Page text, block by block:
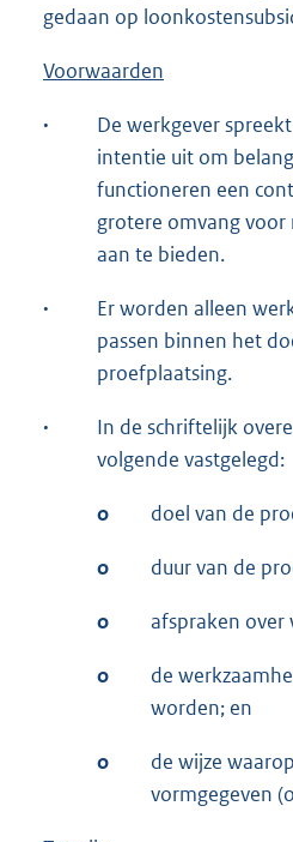
gedaan op
Voorwaarden
·
De werkgever
intentie uit om
functioneren een
grotere omvang voor
aan te bieden.
·
Er worden alleen
passen binnen het
proefplaatsing.
·
In de schriftelijk
volgende vastgelegd:
o doel van de
o duur van de
o afspraken
o
de
worden; en
o
de wijze
vormgegeven